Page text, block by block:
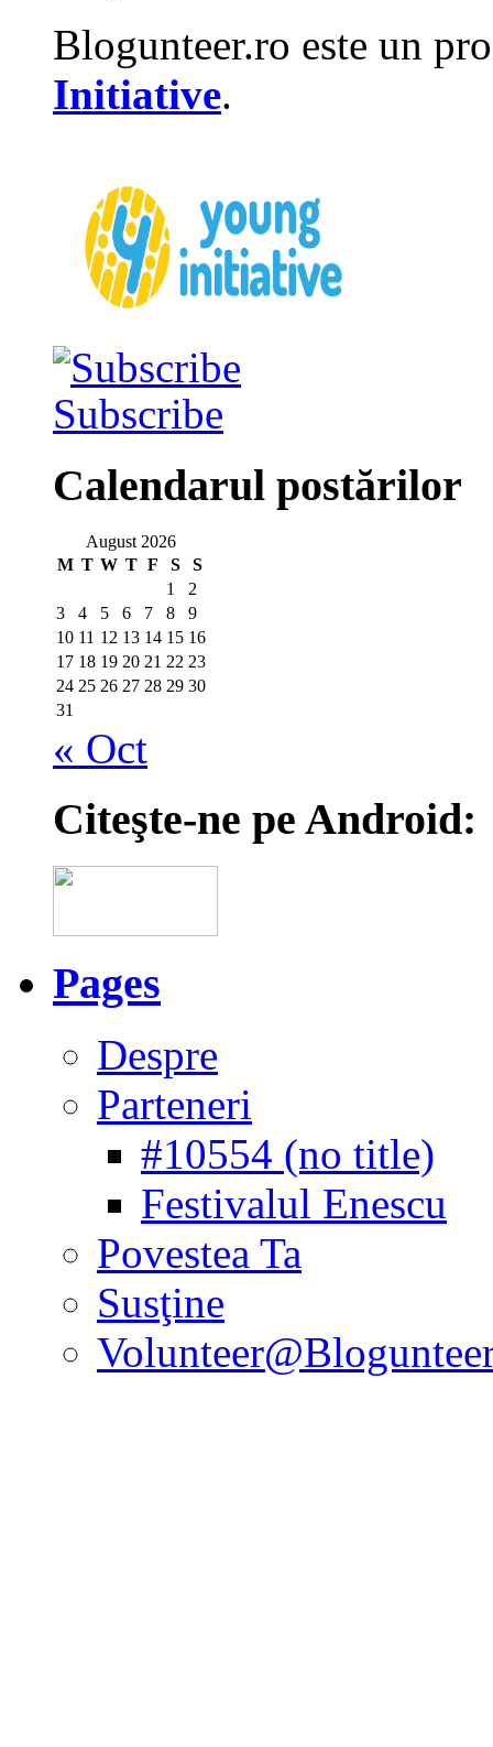
Blogunteer.ro este un
Initiative.
Subscribe
Calendarul postărilor
August 2026
M T W T F S
S
1
2
3
4 5 6 7 8
9
10 11 12 13 14 15 16
17 18 19 20 21 22 23
24 25 26 27 28 29 30
31
« Oct
Citeşte-ne pe Android:
Pages
Despre
Parteneri
#10554 (no title)
Festivalul Enescu
Povestea Ta
Susţine